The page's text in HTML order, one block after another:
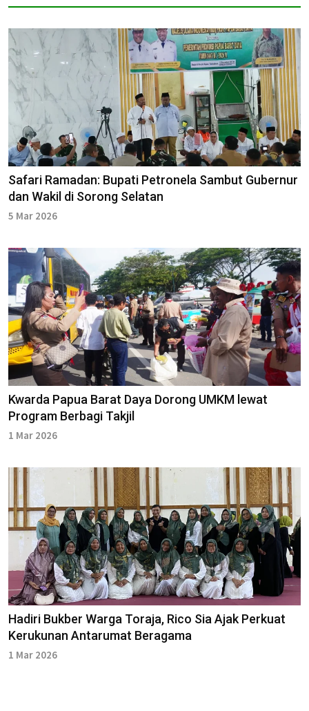
Safari Ramadan: Bupati Petronela Sambut Gubernur
dan Wakil di Sorong Selatan
5 Mar 2026
Kwarda Papua Barat Daya Dorong UMKM lewat
Program Berbagi Takjil
1 Mar 2026
Hadiri Bukber Warga Toraja, Rico Sia Ajak Perkuat
Kerukunan Antarumat Beragama
1 Mar 2026